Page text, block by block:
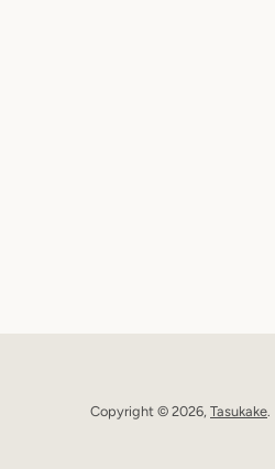
Copyright © 2026, Tasukake.